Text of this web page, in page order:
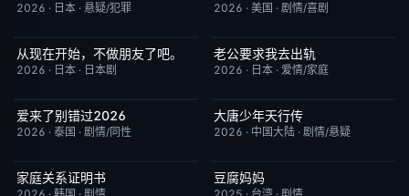
2026 · 日本 · 悬疑/犯罪 2026 · 美国 · 剧情/喜剧
更新至第07集 5.0
从现在开始，不做朋友了吧。
2026 · 日本 · 日本剧
更新至第05集
老公要求我去出轨
2026 · 日本 · 爱情/家庭
更新至第04集
爱来了别错过2026
2026 · 泰国 · 剧情/同性
更新至第12集
大唐少年天行传
2026 · 中国大陆 · 剧情/悬疑
更新至第24集
家庭关系证明书 更新至第163集
豆腐妈妈